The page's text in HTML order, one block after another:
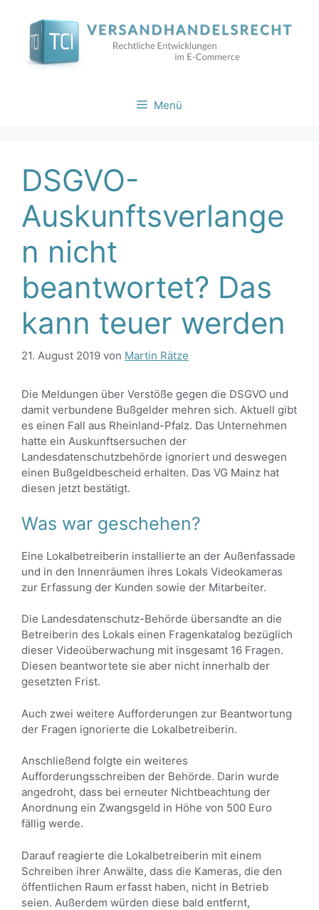
springen
Menü
DSGVO-
Auskunftsverlange
n nicht
beantwortet? Das
kann teuer werden
21. August 2019 von Martin Rätze
Die Meldungen über Verstöße gegen die DSGVO und
damit verbundene Bußgelder mehren sich. Aktuell gibt
es einen Fall aus Rheinland-Pfalz. Das Unternehmen
hatte ein Auskunftsersuchen der
Landesdatenschutzbehörde ignoriert und deswegen
einen Bußgeldbescheid erhalten. Das VG Mainz hat
diesen jetzt bestätigt.
Was war geschehen?
Eine Lokalbetreiberin installierte an der Außenfassade
und in den Innenräumen ihres Lokals Videokameras
zur Erfassung der Kunden sowie der Mitarbeiter.
Die Landesdatenschutz-Behörde übersandte an die
Betreiberin des Lokals einen Fragenkatalog bezüglich
dieser Videoüberwachung mit insgesamt 16 Fragen.
Diesen beantwortete sie aber nicht innerhalb der
gesetzten Frist.
Auch zwei weitere Aufforderungen zur Beantwortung
der Fragen ignorierte die Lokalbetreiberin.
Anschließend folgte ein weiteres
Aufforderungsschreiben der Behörde. Darin wurde
angedroht, dass bei erneuter Nichtbeachtung der
Anordnung ein Zwangsgeld in Höhe von 500 Euro
fällig werde.
Darauf reagierte die Lokalbetreiberin mit einem
Schreiben ihrer Anwälte, dass die Kameras, die den
öffentlichen Raum erfasst haben, nicht in Betrieb
seien. Außerdem würden diese bald entfernt,